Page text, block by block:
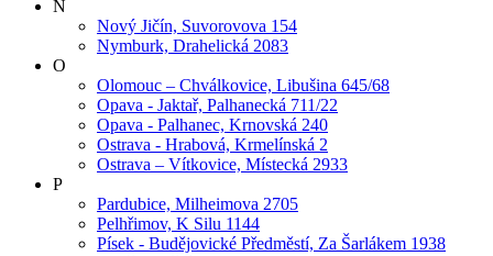
N
Nový Jičín, Suvorovova 154
Nymburk, Drahelická 2083
O
Olomouc – Chválkovice, Libušina 645/68
Opava - Jaktař, Palhanecká 711/22
Opava - Palhanec, Krnovská 240
Ostrava - Hrabová, Krmelínská 2
Ostrava – Vítkovice, Místecká 2933
P
Pardubice, Milheimova 2705
Pelhřimov, K Silu 1144
Písek - Budějovické Předměstí, Za Šarlákem 1938